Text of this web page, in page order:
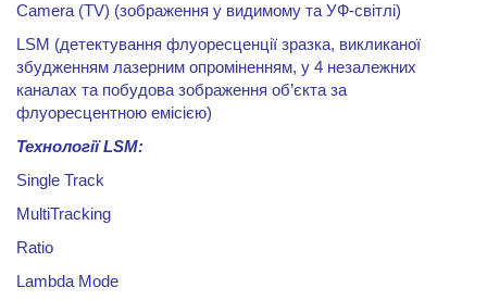
Camera (TV) (зображення у видимому та УФ-світлі)
LSM (детектування флуоресценції зразка, викликаної
збудженням лазерним опроміненням, у 4 незалежних
каналах та побудова зображення об’єкта за
флуоресцентною емісією)
ТехнологіїLSM:
Single Track
MultiTracking
Ratio
Lambda Mode